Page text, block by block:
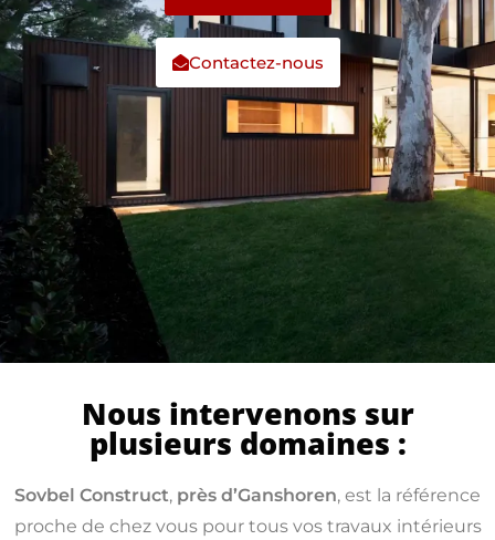
Contactez-nous
Nous intervenons sur
plusieurs domaines :
Sovbel Construct, près d’Ganshoren, est la référence
proche de chez vous pour tous vos travaux intérieurs